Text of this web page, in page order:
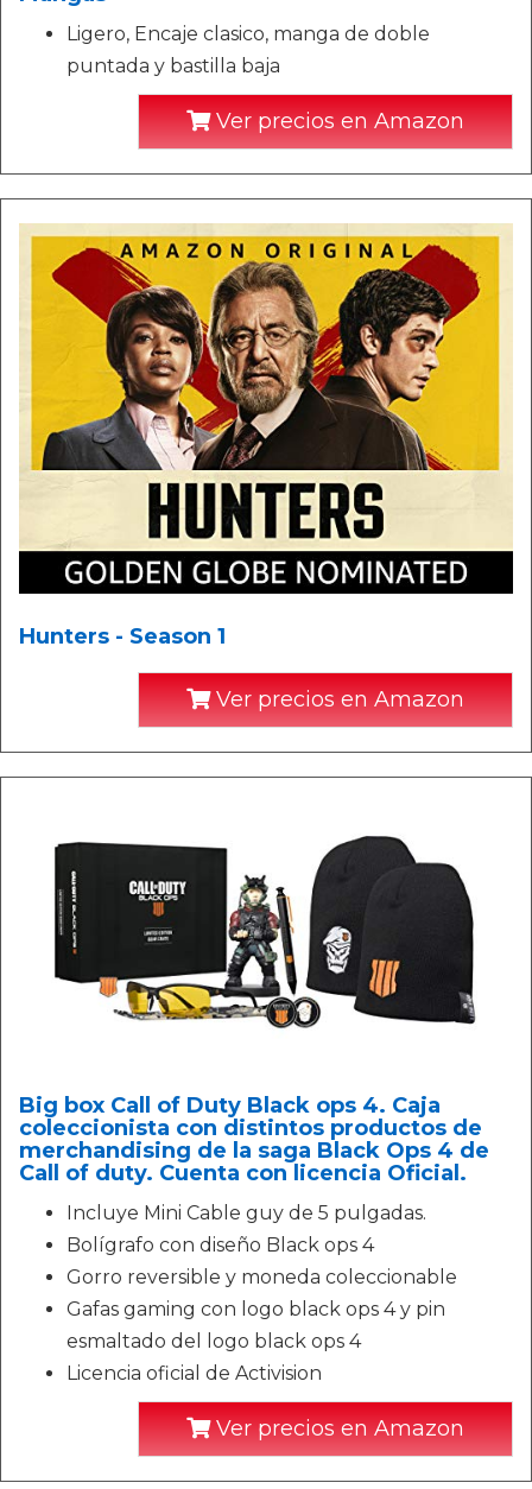
Ligero, Encaje clasico, manga de doble
puntada y bastilla baja
Ver precios en Amazon
Hunters - Season 1
Ver precios en Amazon
Big box Call of Duty Black ops 4. Caja
coleccionista con distintos productos de
merchandising de la saga Black Ops 4 de
Call of duty. Cuenta con licencia Oficial.
Incluye Mini Cable guy de 5 pulgadas.
Bolígrafo con diseño Black ops 4
Gorro reversible y moneda coleccionable
Gafas gaming con logo black ops 4 y pin
esmaltado del logo black ops 4
Licencia oficial de Activision
Ver precios en Amazon